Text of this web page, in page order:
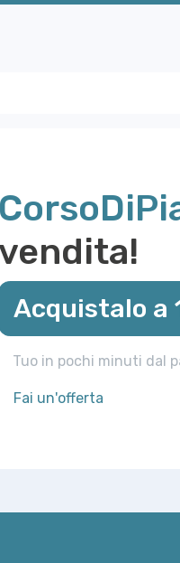
vendita!
Acquistalo a
Tuo in pochi minuti dal
Fai un'offerta